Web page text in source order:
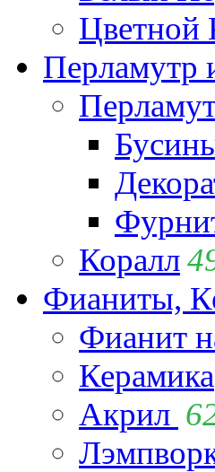
Цветной
Перламутр
Коралл
Фианиты,
Фианит
Керамика
Акрил